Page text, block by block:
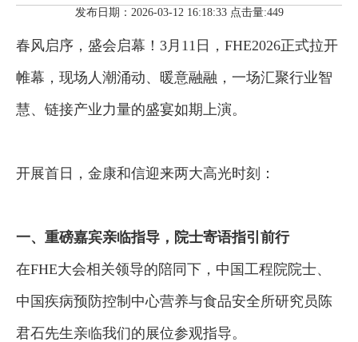
发布日期：2026-03-12 16:18:33 点击量:449
春风启序，盛会启幕！3月11日，FHE2026正式拉开
帷幕，现场人潮涌动、暖意融融，一场汇聚行业智
慧、链接产业力量的盛宴如期上演。
开展首日，金康和信迎来两大高光时刻：
一、重磅嘉宾亲临指导，院士寄语指引前行
在FHE大会相关领导的陪同下，中国工程院院士、
中国疾病预防控制中心营养与食品安全所研究员陈
君石先生亲临我们的展位参观指导。